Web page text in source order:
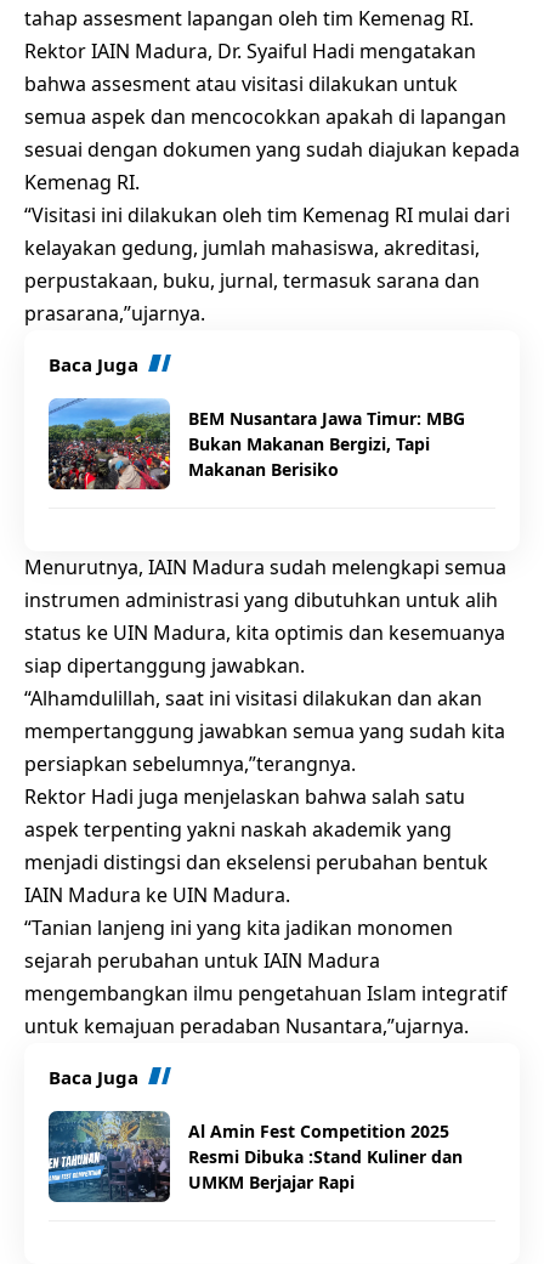
tahap assesment lapangan oleh tim Kemenag RI.
Rektor IAIN Madura, Dr. Syaiful Hadi mengatakan
bahwa assesment atau visitasi dilakukan untuk
semua aspek dan mencocokkan apakah di lapangan
sesuai dengan dokumen yang sudah diajukan kepada
Kemenag RI.
“Visitasi ini dilakukan oleh tim Kemenag RI mulai dari
kelayakan gedung, jumlah mahasiswa, akreditasi,
perpustakaan, buku, jurnal, termasuk sarana dan
prasarana,”ujarnya.
Baca Juga
BEM Nusantara Jawa Timur: MBG
Bukan Makanan Bergizi, Tapi
Makanan Berisiko
Menurutnya, IAIN Madura sudah melengkapi semua
instrumen administrasi yang dibutuhkan untuk alih
status ke UIN Madura, kita optimis dan kesemuanya
siap dipertanggung jawabkan.
“Alhamdulillah, saat ini visitasi dilakukan dan akan
mempertanggung jawabkan semua yang sudah kita
persiapkan sebelumnya,”terangnya.
Rektor Hadi juga menjelaskan bahwa salah satu
aspek terpenting yakni naskah akademik yang
menjadi distingsi dan ekselensi perubahan bentuk
IAIN Madura ke UIN Madura.
“Tanian lanjeng ini yang kita jadikan monomen
sejarah perubahan untuk IAIN Madura
mengembangkan ilmu pengetahuan Islam integratif
untuk kemajuan peradaban Nusantara,”ujarnya.
Baca Juga
Al Amin Fest Competition 2025
Resmi Dibuka :Stand Kuliner dan
UMKM Berjajar Rapi